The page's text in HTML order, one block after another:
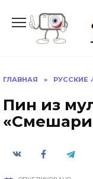
содержанию
ГЛАВНАЯ » РУССКИЕ
Пин из